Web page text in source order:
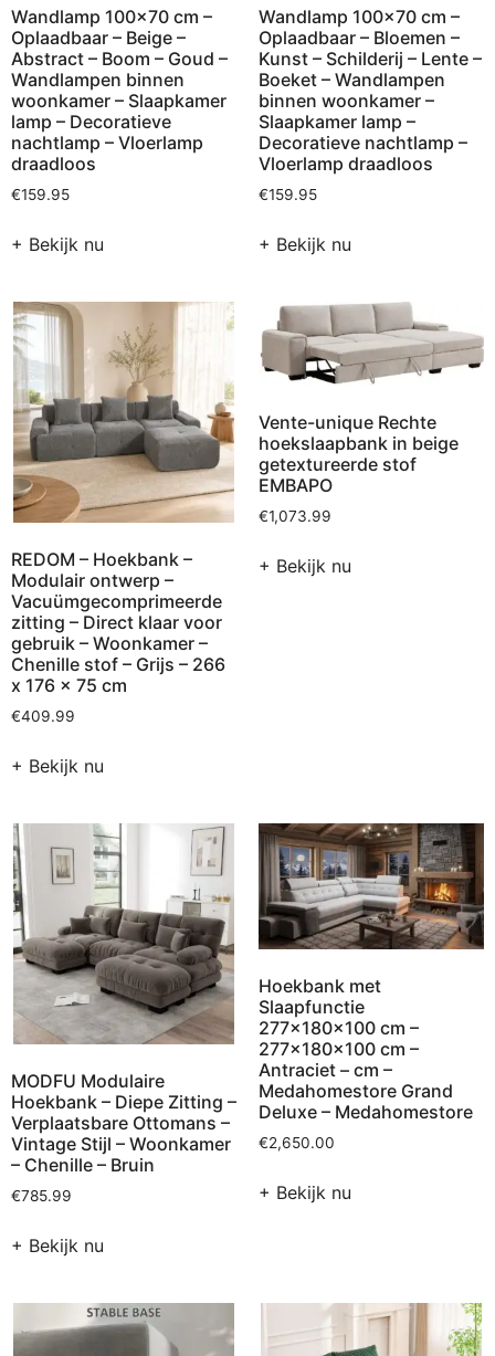
Wandlamp 100×70 cm –
Oplaadbaar – Beige –
Abstract – Boom – Goud –
Wandlampen binnen
woonkamer – Slaapkamer
lamp – Decoratieve
nachtlamp – Vloerlamp
draadloos
€159.95
+ Bekijk nu
Wandlamp 100×70 cm –
Oplaadbaar – Bloemen –
Kunst – Schilderij – Lente –
Boeket – Wandlampen
binnen woonkamer –
Slaapkamer lamp –
Decoratieve nachtlamp –
Vloerlamp draadloos
€159.95
+ Bekijk nu
REDOM – Hoekbank –
Modulair ontwerp –
Vacuümgecomprimeerde
zitting – Direct klaar voor
gebruik – Woonkamer –
Chenille stof – Grijs – 266
x 176 x 75 cm
€409.99
+ Bekijk nu
Vente-unique Rechte
hoekslaapbank in beige
getextureerde stof
EMBAPO
€1,073.99
+ Bekijk nu
MODFU Modulaire
Hoekbank – Diepe Zitting –
Verplaatsbare Ottomans –
Vintage Stijl – Woonkamer
– Chenille – Bruin
€785.99
+ Bekijk nu
Hoekbank met
Slaapfunctie
277x180x100 cm –
277x180x100 cm –
Antraciet – cm –
Medahomestore Grand
Deluxe – Medahomestore
€2,650.00
+ Bekijk nu